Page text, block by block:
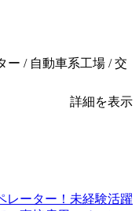
ー / 自動車系工場 / 交
詳細を表示